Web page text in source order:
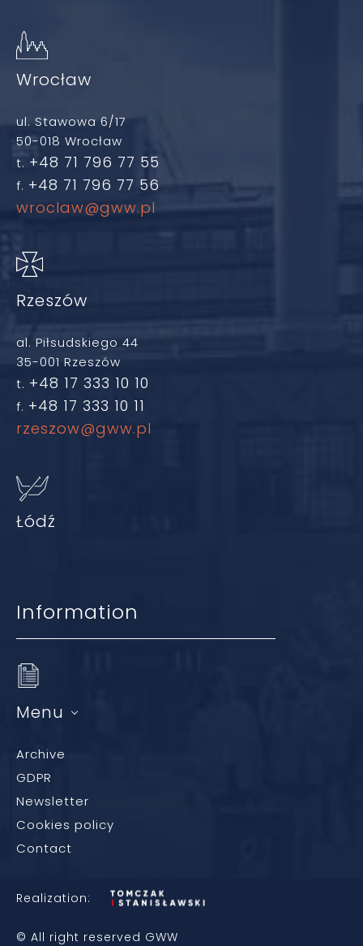
Wrocław
ul. Stawowa 6/17
50-018 Wrocław
t. +48 71 796 77 55
f. +48 71 796 77 56
wroclaw@gww.pl
Rzeszów
al. Piłsudskiego 44
35-001 Rzeszów
t. +48 17 333 10 10
f. +48 17 333 10 11
rzeszow@gww.pl
Łódź
Information
Menu
Archive
GDPR
Newsletter
Cookies policy
Contact
Realization:
© All right reserved GWW